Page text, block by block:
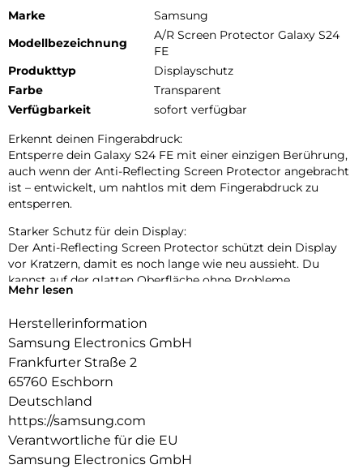
Marke
Samsung
Modellbezeichnung
A/R Screen Protector Galaxy S24
FE
Produkttyp
Displayschutz
Farbe
Transparent
Verfügbarkeit
sofort verfügbar
Erkennt deinen Fingerabdruck:
Entsperre dein Galaxy S24 FE mit einer einzigen Berührung,
auch wenn der Anti-Reflecting Screen Protector angebracht
ist – entwickelt, um nahtlos mit dem Fingerabdruck zu
entsperren.
Starker Schutz für dein Display:
Der Anti-Reflecting Screen Protector schützt dein Display
vor Kratzern, damit es noch lange wie neu aussieht. Du
kannst auf der glatten Oberfläche ohne Probleme
navigieren, während die strapazierfähige Beschichtung vor
Mehr lesen
Herstellerinformation
Samsung Electronics GmbH
Frankfurter Straße 2
65760 Eschborn
Deutschland
https://samsung.com
Verantwortliche für die EU
Samsung Electronics GmbH